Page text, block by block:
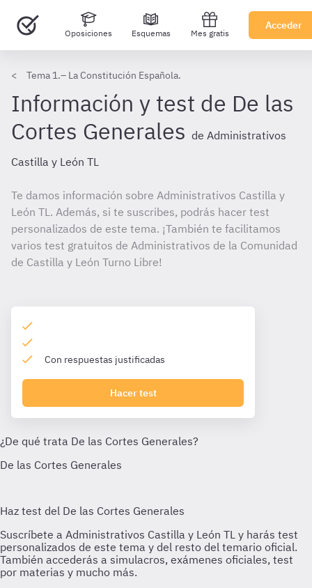
Oposiciones Esquemas Mes gratis
Acceder
Tema 1.– La Constitución Española.
Información y test de De las
Cortes Generales de Administrativos
Castilla y León TL
Te damos información sobre Administrativos Castilla y
León TL. Además, si te suscribes, podrás hacer test
personalizados de este tema. ¡También te facilitamos
varios test gratuitos de Administrativos de la Comunidad
de Castilla y León Turno Libre!
Con respuestas justificadas
Hacer test